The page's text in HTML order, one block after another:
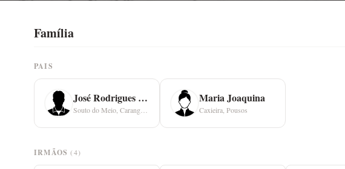
Família
PAIS
José Rodrigues Romeiro Maria Joaquina
Caxieira, Pousos
IRMÃOS(4)